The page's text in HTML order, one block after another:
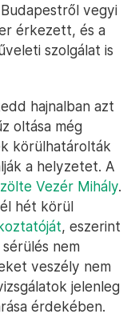
vegyi
érkezett, és a
szolgálat is
hajnalban azt
oltása még
körülhatárolták
a helyzetet. A
Vezér Mihály.
hét körül
, eszerint
nem
veszély nem
jelenleg
érdekében.